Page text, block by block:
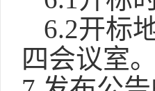
6.2开标
四会议室。